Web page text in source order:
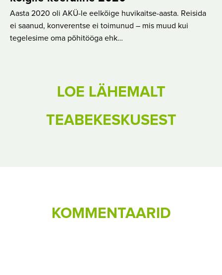
Aasta 2020 oli AKÜ-le eelkõige huvikaitse-aasta. Reisida
ei saanud, konverentse ei toimunud – mis muud kui
tegelesime oma põhitööga ehk…
LOE LÄHEMALT
TEABEKESKUSEST
KOMMENTAARID